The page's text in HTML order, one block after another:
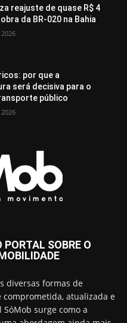
reajuste de quase R$ 4
da BR-020 na Bahia
por que a
será decisiva para o
público
SOBRE O
diversas formas de
atualizada e
surge como a